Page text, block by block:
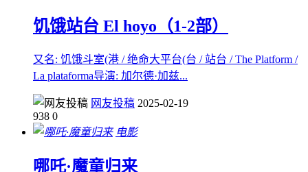
饥饿站台 El hoyo（1-2部）
又名: 饥饿斗室(港 / 绝命大平台(台 / 站台 / The Platform /
La plataforma导演: 加尔德·加兹...
网友投稿 2025-02-19
938 0
电影
哪吒·魔童归来